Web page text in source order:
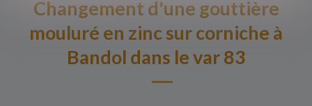
Changement d'une gouttière
mouluré en zinc sur corniche à
Bandol dans le var 83